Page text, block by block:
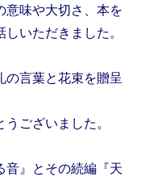
意味や大切さ、本を
いただきました。
の言葉と花束を贈呈
ございました。
音』とその続編『天